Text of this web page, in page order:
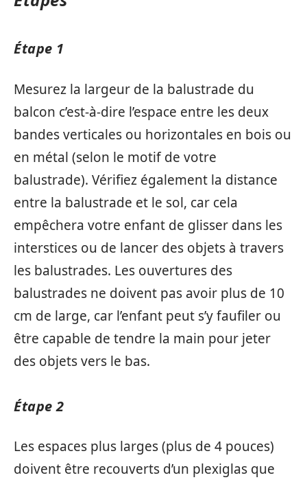
Étape 1
Mesurez la largeur de la balustrade du
balcon c’est-à-dire l’espace entre les deux
bandes verticales ou horizontales en bois ou
en métal (selon le motif de votre
balustrade). Vérifiez également la distance
entre la balustrade et le sol, car cela
empêchera votre enfant de glisser dans les
interstices ou de lancer des objets à travers
les balustrades. Les ouvertures des
balustrades ne doivent pas avoir plus de 10
cm de large, car l’enfant peut s’y faufiler ou
être capable de tendre la main pour jeter
des objets vers le bas.
Étape 2
Les espaces plus larges (plus de 4 pouces)
doivent être recouverts d’un plexiglas que